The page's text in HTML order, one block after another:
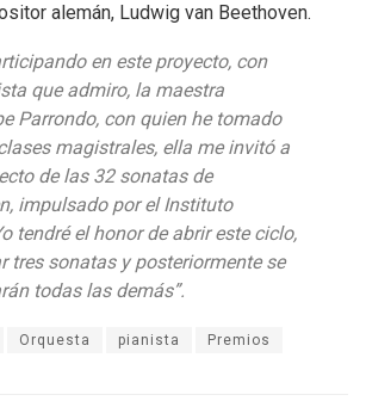
alemán, Ludwig van Beethoven.
en este proyecto, con
que admiro, la maestra
Parrondo, con quien he tomado
magistrales, ella me invitó a
de las 32 sonatas de
impulsado por el Instituto
tendré el honor de abrir este ciclo,
tres sonatas y posteriormente se
todas las demás”.
Orquesta pianista Premios